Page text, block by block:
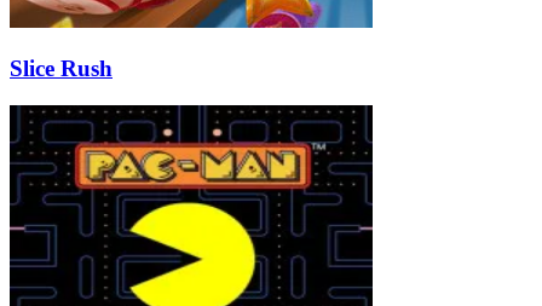
Slice Rush